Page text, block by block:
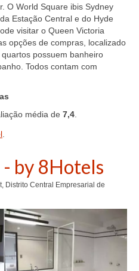
O World Square ibis Sydney
Estação Central e do Hyde
visitar o Queen Victoria
opções de compras, localizado
possuem banheiro
Todos contam com
média de 7,4
by 8Hotels
Distrito Central Empresarial de